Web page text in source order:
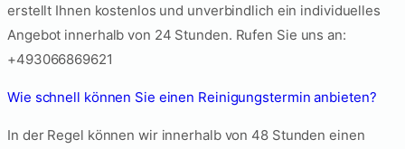
erstellt Ihnen kostenlos und unverbindlich ein individuelles
Angebot innerhalb von 24 Stunden. Rufen Sie uns an:
+493066869621
Wie schnell können Sie einen Reinigungstermin anbieten?
In der Regel können wir innerhalb von 48 Stunden einen